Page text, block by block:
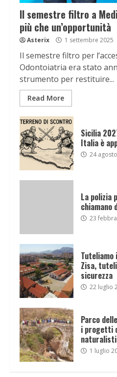
Il semestre filtro a
più che un’opportunità
Asterix 1 settembre 2025
Il semestre filtro per
Odontoiatria era stato
strumento per restituire...
Read More
Sicilia
Italia è
24
La polizia
chiamano
23
Zisa,
sicurezza
22 luglio
Parco
i progetti
1 luglio